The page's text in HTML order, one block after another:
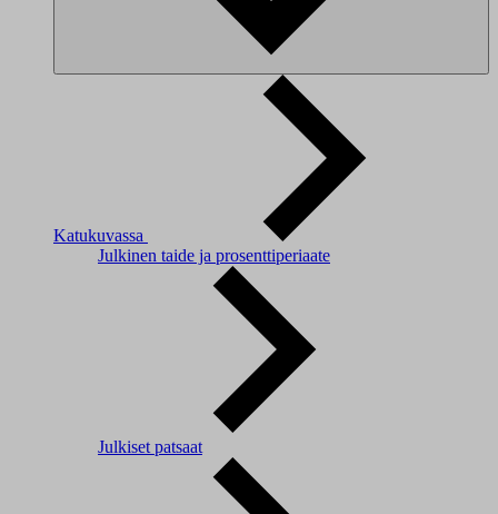
Katukuvassa
Julkinen taide ja prosenttiperiaate
Julkiset patsaat